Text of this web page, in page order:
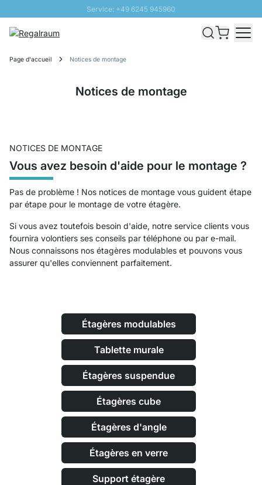
Service: +49 6245 945960
Livraison rapide - Livraison gratuite dès 100€
PROMO SOLEIL: Jusqu'à 20% de remise
Page d'accueil Notices de montage
Notices de montage
NOTICES DE MONTAGE
Vous avez besoin d'aide pour le montage ?
Pas de problème ! Nos notices de montage vous guident étape
par étape pour le montage de votre étagère.
Si vous avez toutefois besoin d'aide, notre service clients vous
fournira volontiers ses conseils par téléphone ou par e-mail.
Nous connaissons nos étagères modulables et pouvons vous
assurer qu'elles conviennent parfaitement.
Étagères modulables
Tablette murale
Étagères suspendue
Étagères cube
Étagères d'angle
Étagères en verre
Support étagère